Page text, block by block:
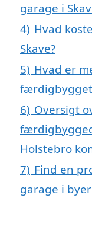
garage i
4) Hvad
Skave?
5) Hvad er
færdigbygget
6) Oversigt
Holstebro
7) Find en
garage i